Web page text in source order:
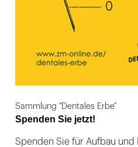
Sammlung "Dentales Erbe"
Spenden Sie jetzt!
Spenden Sie für Aufbau